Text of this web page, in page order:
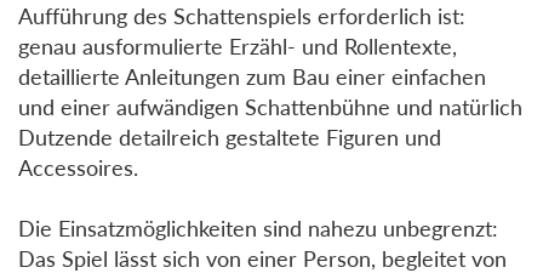
Aufführung des Schattenspiels erforderlich ist:
genau ausformulierte Erzähl- und Rollentexte,
detaillierte Anleitungen zum Bau einer einfachen
und einer aufwändigen Schattenbühne und natürlich
Dutzende detailreich gestaltete Figuren und
Accessoires.
Die Einsatzmöglichkeiten sind nahezu unbegrenzt:
Das Spiel lässt sich von einer Person, begleitet von